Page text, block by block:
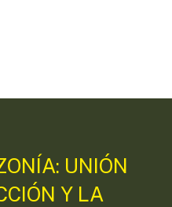
UNIÓN
Y LA